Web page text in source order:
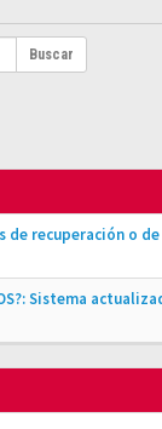
Buscar
de recuperación o
Sistema